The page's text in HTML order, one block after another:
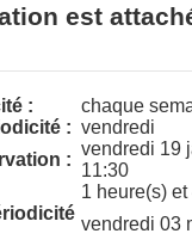
est
:
chaque
: vendredi
:
vendredi 19
11:30
1 heure(s)
vendredi 03